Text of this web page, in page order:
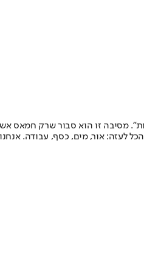
איומים וסיפר כי "60 אחוז מהפלשתינים הצביעו לחמאס
לעזה: אור, מים, כסף, עבודה.